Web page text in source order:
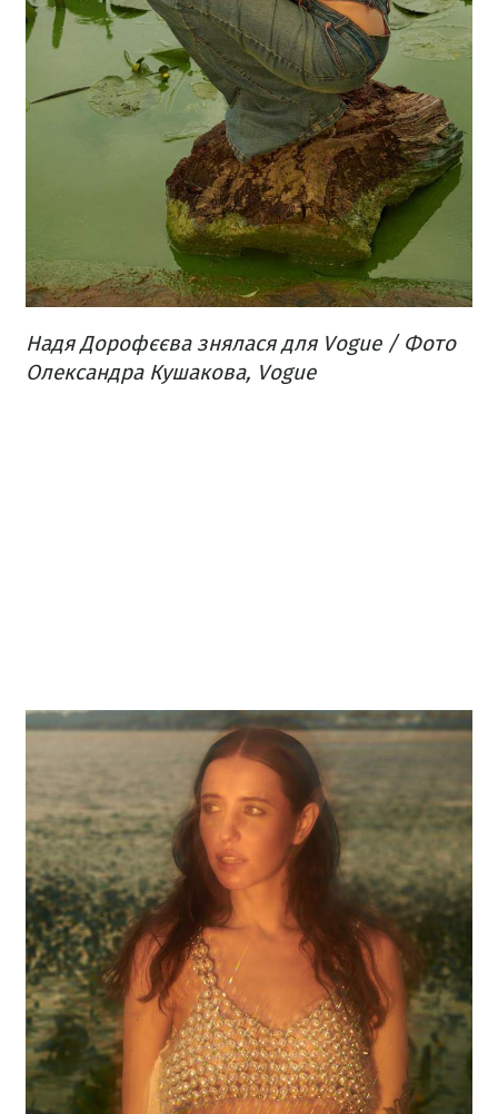
Надя Дорофєєва знялася для Vogue / Фото
Олександра Кушакова, Vogue